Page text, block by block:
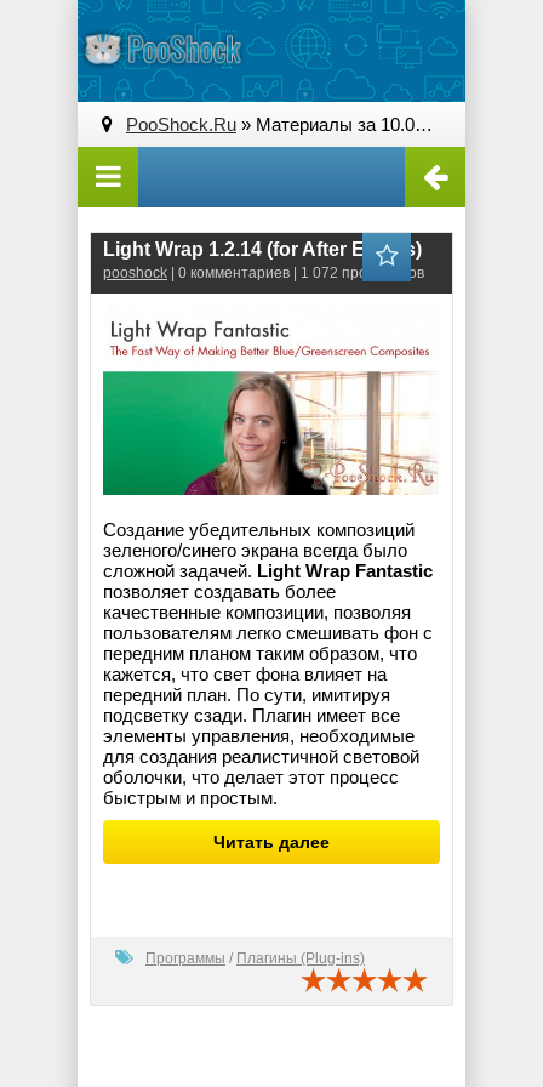
PooShock.Ru » Материалы за 10.09.2025
Light Wrap 1.2.14 (for After Effects)
pooshock | 0 комментариев | 1 072 просмотров
Создание убедительных композиций
зеленого/синего экрана всегда было
сложной задачей. Light Wrap Fantastic
позволяет создавать более
качественные композиции, позволяя
пользователям легко смешивать фон с
передним планом таким образом, что
кажется, что свет фона влияет на
передний план. По сути, имитируя
подсветку сзади. Плагин имеет все
элементы управления, необходимые
для создания реалистичной световой
оболочки, что делает этот процесс
быстрым и простым.
Читать далее
Программы / Плагины (Plug-ins)